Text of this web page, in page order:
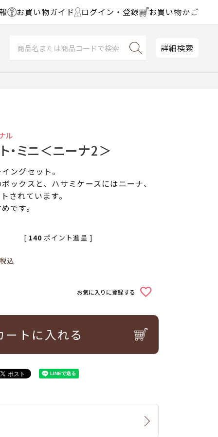
お買い物ガイド ログイン・登録 お買い物かご
詳細検索
ル
・ミニ＜ニーナ2＞
ングセット。
ックスと、ハサミケースにはニーナ、
されています。
です。
税込
[ 140 ポイント進呈 ]
お気に入りに登録する
ートに入れる